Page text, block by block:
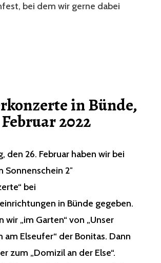
bei dem wir gerne dabei
in Bünde,
Februar 2022
den 26. Februar haben wir bei
Sonnenschein 2″
bei
in Bünde gegeben.
wir „im Garten“ von „Unser
am Elseufer“ der Bonitas. Dann
zum „Domizil an der Else“.